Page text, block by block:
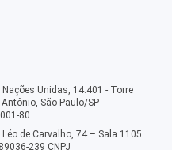
Unidas, 14.401 - Torre
São Paulo/SP -
80
de Carvalho, 74 – Sala 1105
239 CNPJ